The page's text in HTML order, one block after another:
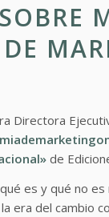
DE
Directora
de
es y qué no
era del cambio